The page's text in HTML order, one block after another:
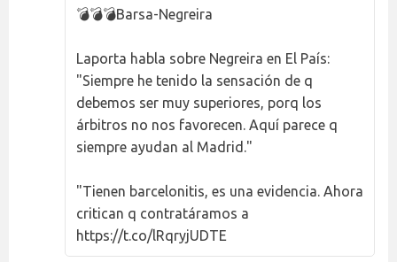
💣💣💣Barsa-Negreira
Laporta habla sobre Negreira en El País:
"Siempre he tenido la sensación de q
debemos ser muy superiores, porq los
árbitros no nos favorecen. Aquí parece q
siempre ayudan al Madrid."
"Tienen barcelonitis, es una evidencia. Ahora
critican q contratáramos a
https://t.co/lRqryjUDTE